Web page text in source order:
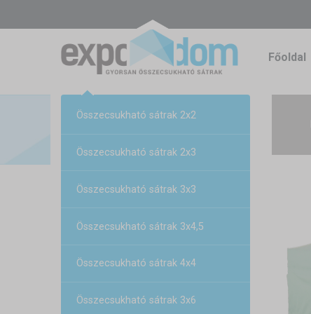
Főoldal
Összecsukható sátrak 2x2
Összecsukható sátrak 2x3
Összecsukható sátrak 3x3
Összecsukható sátrak 3x4,5
Összecsukható sátrak 4x4
Összecsukható sátrak 3x6